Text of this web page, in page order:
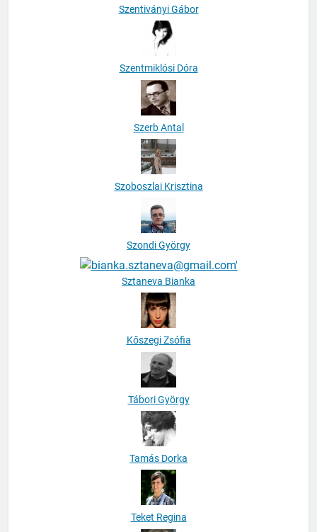
Szentiványi Gábor
Szentmiklósi Dóra
Szerb Antal
Szoboszlai Krisztina
Szondi György
Sztaneva Bianka
Kőszegi Zsófia
Tábori György
Tamás Dorka
Teket Regina